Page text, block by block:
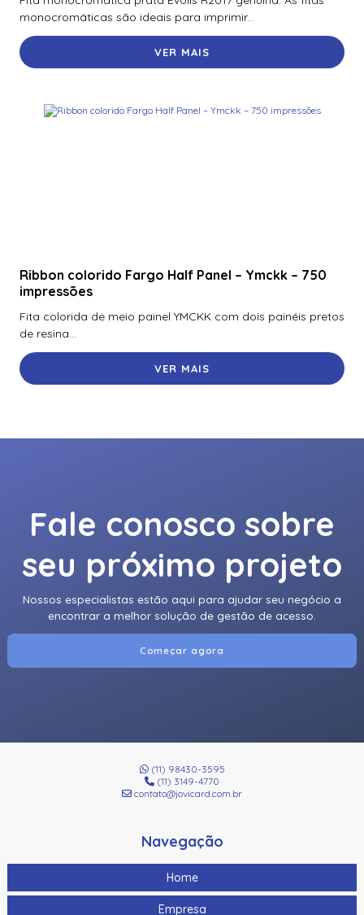
monocromáticas são ideais para imprimir...
VER MAIS
Ribbon colorido Fargo Half Panel – Ymckk – 750
impressões
Fita colorida de meio painel YMCKK com dois painéis pretos
de resina...
VER MAIS
Fale conosco sobre
seu próximo projeto
Nossos especialistas estão aqui para ajudar seu negócio a
encontrar a melhor solução de gestão de acesso.
Começar agora
(11) 98430-3595
(11) 3149-4770
contato@jovicard.com.br
Navegação
Home
Empresa